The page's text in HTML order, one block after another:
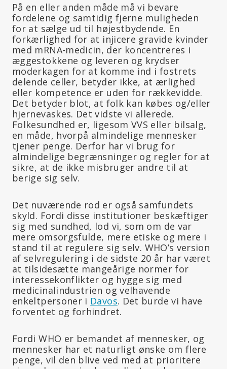
På en eller anden måde må vi bevare
fordelene og samtidig fjerne muligheden
for at sælge ud til højestbydende. En
forkærlighed for at injicere gravide kvinder
med mRNA-medicin, der koncentreres i
æggestokkene og leveren og krydser
moderkagen for at komme ind i fostrets
delende celler, betyder ikke, at ærlighed
eller kompetence er uden for rækkevidde.
Det betyder blot, at folk kan købes og/eller
hjernevaskes. Det vidste vi allerede.
Folkesundhed er, ligesom VVS eller bilsalg,
en måde, hvorpå almindelige mennesker
tjener penge. Derfor har vi brug for
almindelige begrænsninger og regler for at
sikre, at de ikke misbruger andre til at
berige sig selv.
Det nuværende rod er også samfundets
skyld. Fordi disse institutioner beskæftiger
sig med sundhed, lod vi, som om de var
mere omsorgsfulde, mere etiske og mere i
stand til at regulere sig selv. WHO’s version
af selvregulering i de sidste 20 år har været
at tilsidesætte mangeårige normer for
interessekonflikter og hygge sig med
medicinalindustrien og velhavende
enkeltpersoner i Davos. Det burde vi have
forventet og forhindret.
Fordi WHO er bemandet af mennesker, og
mennesker har et naturligt ønske om flere
penge, vil den blive ved med at prioritere